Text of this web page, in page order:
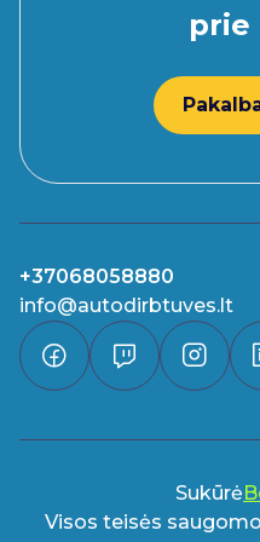
prie
+37068058880
info@autodirbtuves.lt
Sukūrė
Visos teisės